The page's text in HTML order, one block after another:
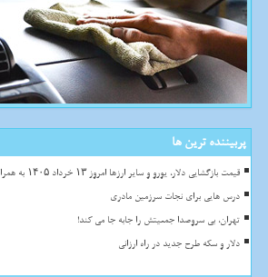
پربیننده ترین ها
قیمت بازگشایی دلار، یورو و سایر ارزها امروز ۱۳ خرداد ۱۴۰۵ به همراه جدول
درس هایی برای نجات سرزمین مادری
تهران، بی سروصدا جمعیتش را جابه جا می کند!
دلار و سکه طرح جدید در راه ارزانی